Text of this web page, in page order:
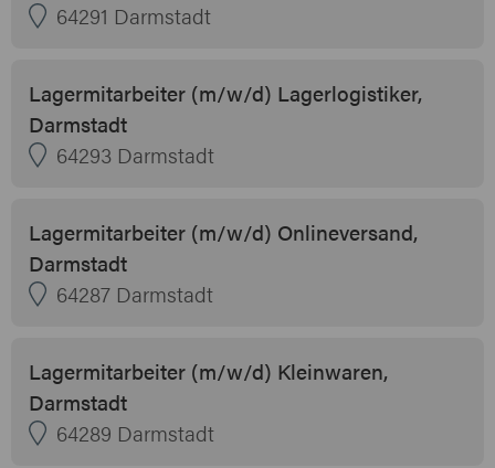
64291 Darmstadt
Lagermitarbeiter (m/w/d) Lagerlogistiker,
Darmstadt
64293 Darmstadt
Lagermitarbeiter (m/w/d) Onlineversand,
Darmstadt
64287 Darmstadt
Lagermitarbeiter (m/w/d) Kleinwaren,
Darmstadt
64289 Darmstadt